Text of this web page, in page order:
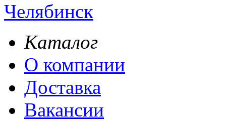
Челябинск
Каталог
О компании
Доставка
Вакансии